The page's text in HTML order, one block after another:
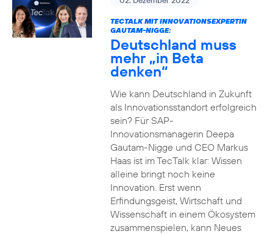
TECTALK MIT INNOVATIONSEXPERTIN
GAUTAM-NIGGE:
Deutschland muss
mehr „in Beta
denken“
Wie kann Deutschland in Zukunft
als Innovationsstandort erfolgreich
sein? Für SAP-
Innovationsmanagerin Deepa
Gautam-Nigge und CEO Markus
Haas ist im TecTalk klar: Wissen
alleine bringt noch keine
Innovation. Erst wenn
Erfindungsgeist, Wirtschaft und
Wissenschaft in einem Ökosystem
zusammenspielen, kann Neues